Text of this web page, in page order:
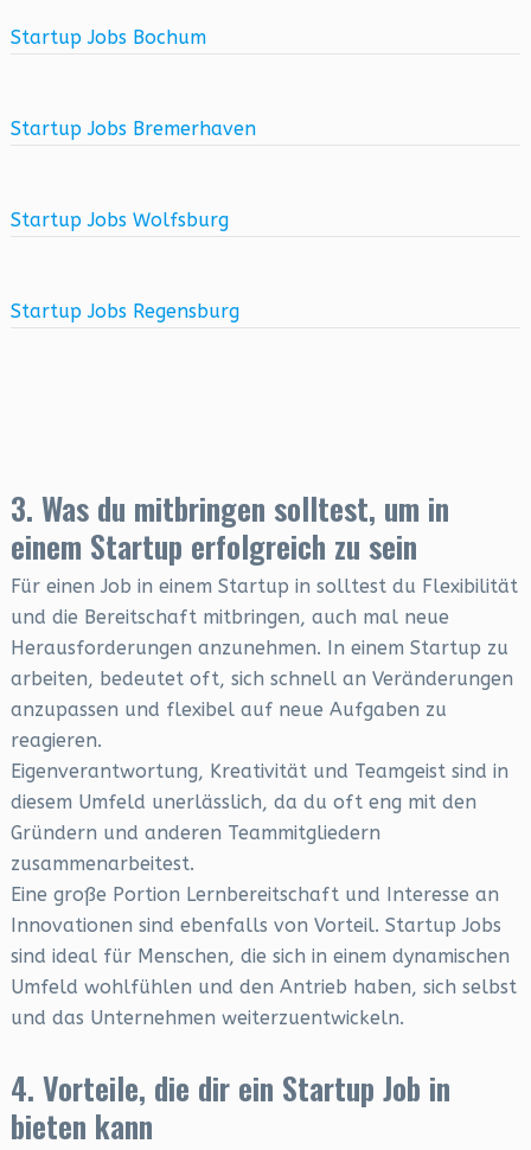
Startup Jobs Bochum
Startup Jobs Bremerhaven
Startup Jobs Wolfsburg
Startup Jobs Regensburg
3. Was du mitbringen solltest, um in
einem Startup erfolgreich zu sein
Für einen Job in einem Startup in solltest du Flexibilität
und die Bereitschaft mitbringen, auch mal neue
Herausforderungen anzunehmen. In einem Startup zu
arbeiten, bedeutet oft, sich schnell an Veränderungen
anzupassen und flexibel auf neue Aufgaben zu
reagieren.
Eigenverantwortung, Kreativität und Teamgeist sind in
diesem Umfeld unerlässlich, da du oft eng mit den
Gründern und anderen Teammitgliedern
zusammenarbeitest.
Eine große Portion Lernbereitschaft und Interesse an
Innovationen sind ebenfalls von Vorteil. Startup Jobs
sind ideal für Menschen, die sich in einem dynamischen
Umfeld wohlfühlen und den Antrieb haben, sich selbst
und das Unternehmen weiterzuentwickeln.
4. Vorteile, die dir ein Startup Job in
bieten kann